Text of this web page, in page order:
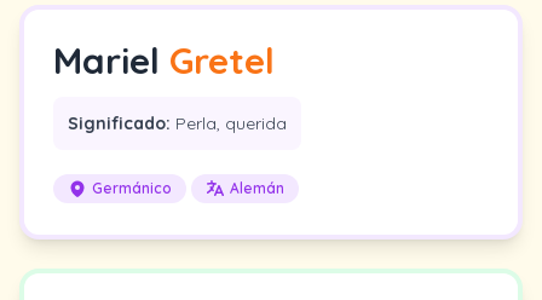
Mariel Gretel
Significado: Perla, querida
Germánico Alemán